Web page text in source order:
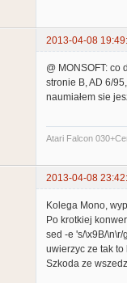
2013-04-08
@ MONSOFT: co
stronie B, AD 6/
naumiałem sie
Atari Falcon
2013-04-08
Kolega Mono,
Po krotkiej
sed -e 's/\x9B/
uwierzyc ze tak
Szkoda ze